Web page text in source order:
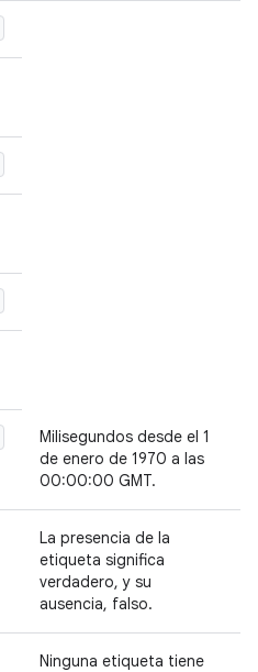
Milisegundos desde el 1
de enero de 1970 a las
00:00:00 GMT.
La presencia de la
etiqueta significa
verdadero, y su
ausencia, falso.
Ninguna etiqueta tiene